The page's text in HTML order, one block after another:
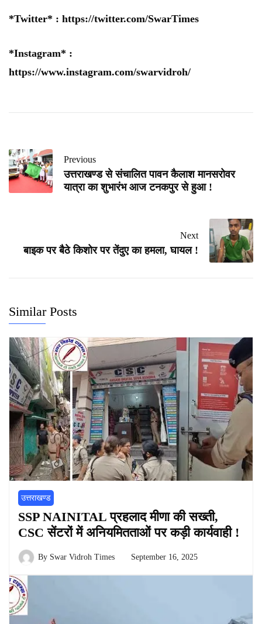
*Twitter* : https://twitter.com/SwarTimes
*Instagram* :
https://www.instagram.com/swarvidroh/
Previous
उत्तराखण्ड से संचालित पावन कैलाश मानसरोवर
यात्रा का शुभारंभ आज टनकपुर से हुआ !
Next
बाइक पर बैठे किशोर पर तेंदुए का हमला, घायल !
Similar Posts
उत्तराखण्ड
SSP NAINITAL प्रहलाद मीणा की सख्ती,
CSC सेंटरों में अनियमितताओं पर कड़ी कार्यवाही !
By Swar Vidroh Times September 16, 2025